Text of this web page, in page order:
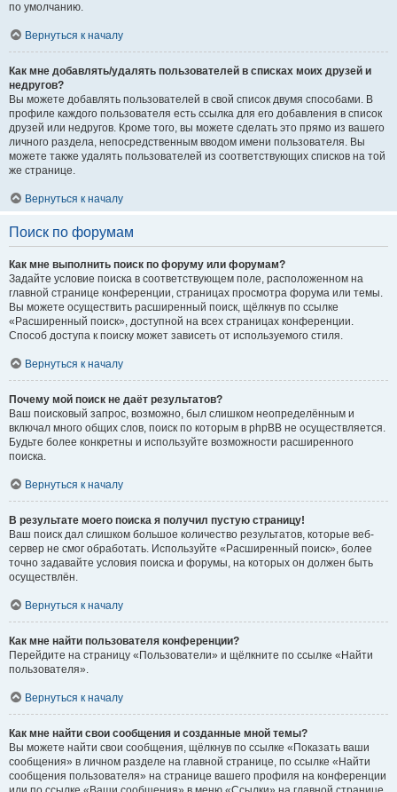
по умолчанию.
Вернуться к началу
Как мне добавлять/удалять пользователей в списках моих друзей и
недругов?
Вы можете добавлять пользователей в свой список двумя способами. В
профиле каждого пользователя есть ссылка для его добавления в список
друзей или недругов. Кроме того, вы можете сделать это прямо из вашего
личного раздела, непосредственным вводом имени пользователя. Вы
можете также удалять пользователей из соответствующих списков на той
же странице.
Вернуться к началу
Поиск по форумам
Как мне выполнить поиск по форуму или форумам?
Задайте условие поиска в соответствующем поле, расположенном на
главной странице конференции, страницах просмотра форума или темы.
Вы можете осуществить расширенный поиск, щёлкнув по ссылке
«Расширенный поиск», доступной на всех страницах конференции.
Способ доступа к поиску может зависеть от используемого стиля.
Вернуться к началу
Почему мой поиск не даёт результатов?
Ваш поисковый запрос, возможно, был слишком неопределённым и
включал много общих слов, поиск по которым в phpBB не осуществляется.
Будьте более конкретны и используйте возможности расширенного
поиска.
Вернуться к началу
В результате моего поиска я получил пустую страницу!
Ваш поиск дал слишком большое количество результатов, которые веб-
сервер не смог обработать. Используйте «Расширенный поиск», более
точно задавайте условия поиска и форумы, на которых он должен быть
осуществлён.
Вернуться к началу
Как мне найти пользователя конференции?
Перейдите на страницу «Пользователи» и щёлкните по ссылке «Найти
пользователя».
Вернуться к началу
Как мне найти свои сообщения и созданные мной темы?
Вы можете найти свои сообщения, щёлкнув по ссылке «Показать ваши
сообщения» в личном разделе на главной странице, по ссылке «Найти
сообщения пользователя» на странице вашего профиля на конференции